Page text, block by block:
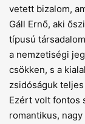
vetett bizalom,
Gáll Ernő, aki
típusú
a nemzetiségi
csökken, s a
zsidóságuk
Ezért volt fontos
romantikus,